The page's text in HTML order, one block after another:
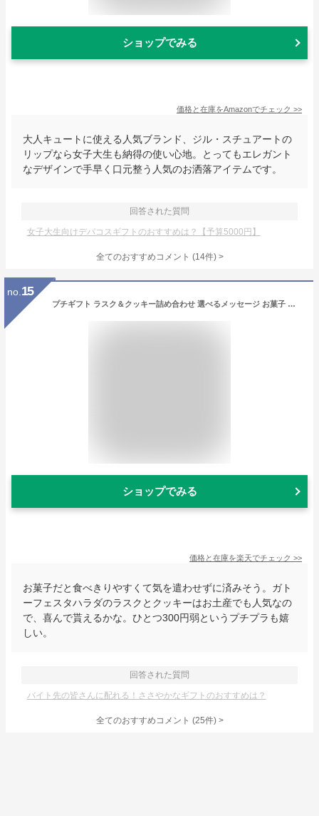
ショップでみる
価格と在庫をAmazonでチェック >>
大人キュートに使える人気ブランド、ジル・スチュアートの
リップなら女子大生も納得の使い心地。とってもエレガント
なデザインで手早く口元整う人気のお洒落アイテムです。
回答された質問
女子大生向けデパコスギフトのおすすめは？【予算5000円】
全てのおすすめコメント (14件) >
no. 15
プチギフト ラスク＆クッキー詰め合わせ 選べるメッセージ お菓子 個包装 退職 可愛い おしゃれ 挨拶 お返し ばらまき 大量 記念品 産休 卒園 卒業 卒団 入社 来店 祝い ヘクセン ガトーフェスタハラダ デパ地下 結婚式 プレゼント チョコ ホワイトデー 300円 500円以下
ショップでみる
価格と在庫を楽天でチェック >>
お菓子だと食べきりやすくて気を遣わせずに済みそう。ガト
ーフェスタハラダのラスクとクッキーはお土産でも人気なの
で、喜んで貰えるかな。ひとつ300円弱というプチプラも嬉
しい。
回答された質問
バイト先の皆さんに配れる！ささやかなギフトのおすすめは？
全てのおすすめコメント (25件) >